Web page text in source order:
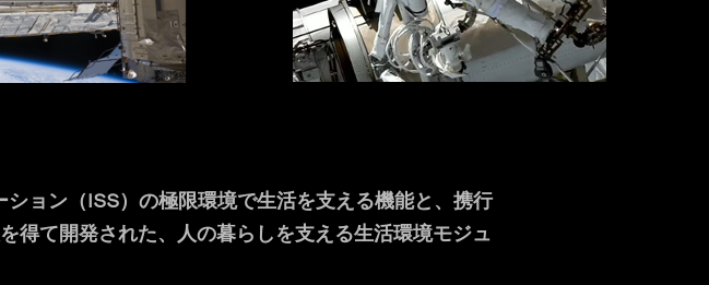
ョン（ISS）の極限環境で生活を支える機能と、携行
得て開発された、人の暮らしを支える生活環境モジュ